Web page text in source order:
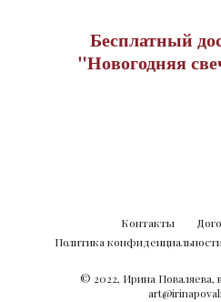
Бесплатный
"Новогодняя
Контакты
Политика
© 2022, Ирина Поваляева,